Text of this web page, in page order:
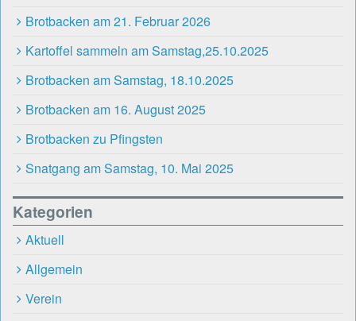
Brotbacken am 21. Februar 2026
Kartoffel sammeln am Samstag,25.10.2025
Brotbacken am Samstag, 18.10.2025
Brotbacken am 16. August 2025
Brotbacken zu Pfingsten
Snatgang am Samstag, 10. Mai 2025
Kategorien
Aktuell
Allgemein
Verein